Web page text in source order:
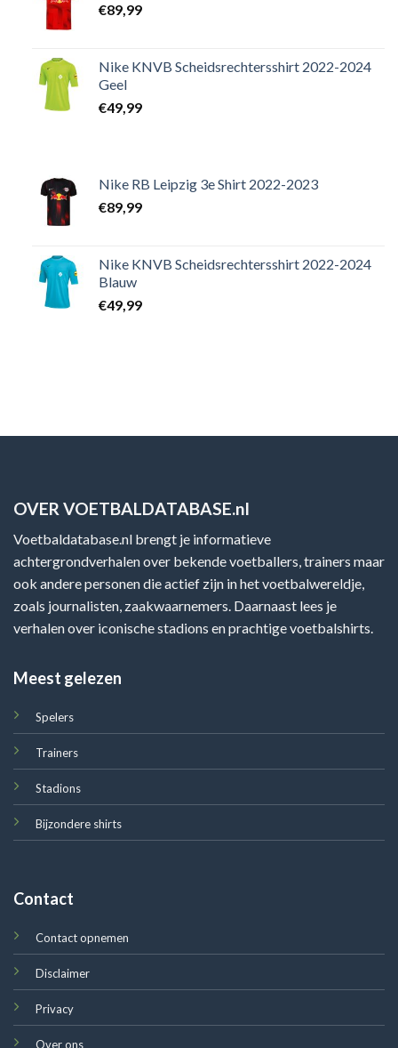
€89,99
Nike KNVB Scheidsrechtersshirt 2022-2024
Geel
€49,99
Nike RB Leipzig 3e Shirt 2022-2023
€89,99
Nike KNVB Scheidsrechtersshirt 2022-2024
Blauw
€49,99
OVER VOETBALDATABASE.nl
Voetbaldatabase.nl brengt je informatieve
achtergrondverhalen over bekende voetballers, trainers maar
ook andere personen die actief zijn in het voetbalwereldje,
zoals journalisten, zaakwaarnemers. Daarnaast lees je
verhalen over iconische stadions en prachtige voetbalshirts.
Meest gelezen
Spelers
Trainers
Stadions
Bijzondere shirts
Contact
Contact opnemen
Disclaimer
Privacy
Over ons